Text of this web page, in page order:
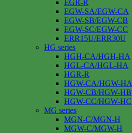
EGR-R
EGW-SA/EGW-CA
EGW-SB/EGW-CB
EGW-SC/EGW-CC
ERR15U/ERR30U
HG series
HGH-CA/HGH-HA
HGL-CA/HGL-HA
HGR-R
HGW-CA/HGW-HA
HGW-CB/HGW-HB
HGW-CC/HGW-HC
MG series
MGN-C/MGN-H
MGW-C/MGW-H